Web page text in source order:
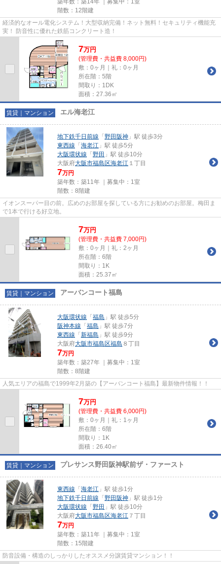
築年数：築14年 ｜募集中： 1室
階数：12階建
経済的なオール電化システム！大型収納完備！ネット無料！セキュリティ機能充
実！ 防音性に優れた鉄筋コンクリート造！
7万円
(管理費・共益費 8,000円)
敷：0ヶ月｜礼：0ヶ月
所在階：5階
間取り：1DK
面積：27.36㎡
賃貸｜マンション エル海老江
地下鉄千日前線 「 野田阪神 」駅 徒歩3分
東西線 「 海老江 」駅 徒歩5分
大阪環状線 「 野田 」駅 徒歩10分
大阪府大阪市福島区海老江 １丁目
7万円
築年数：築11年 ｜募集中： 1室
階数：8階建
イオンスーパー目の前。広めのお部屋を探している方にお勧めのお部屋。梅田ま
で1本で行ける好立地。
7万円
(管理費・共益費 7,000円)
敷：0ヶ月｜礼：2ヶ月
所在階：6階
間取り：1K
面積：25.37㎡
賃貸｜マンション アーバンコート福島
大阪環状線 「 福島 」駅 徒歩5分
阪神本線 「 福島 」駅 徒歩7分
東西線 「 新福島 」駅 徒歩9分
大阪府大阪市福島区福島 ８丁目
7万円
築年数：築27年 ｜募集中： 1室
階数：8階建
人気エリアの福島で1999年2月築の【アーバンコート福島】最新物件情報！！
7万円
(管理費・共益費 6,000円)
敷：0ヶ月｜礼：1ヶ月
所在階：6階
間取り：1K
面積：26.40㎡
賃貸｜マンション プレサンス野田阪神駅前ザ・ファースト
東西線 「 海老江 」駅 徒歩1分
地下鉄千日前線 「 野田阪神 」駅 徒歩1分
大阪環状線 「 野田 」駅 徒歩10分
大阪府大阪市福島区海老江 ７丁目
7万円
築年数：築11年 ｜募集中： 1室
階数：15階建
防音設備・構造のしっかりしたオススメ分譲賃貸マンション！！